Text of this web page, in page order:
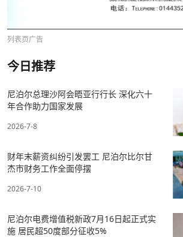
列表页广告
今日推荐
尼泊尔总理沙阿会晤亚行行长 深化六十
年合作助力国家发展
2026-7-8
财年末薪资纠纷引发罢工 尼泊尔比尔甘
杰市财务工作全面停摆
2026-7-10
尼泊尔电费增值税新政7月16日起正式实
施 居民超50度部分征收5%